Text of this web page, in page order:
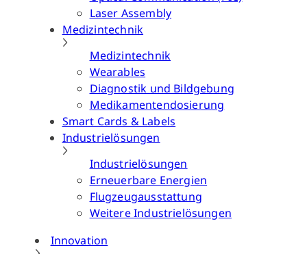
Laser Assembly
Medizintechnik
Medizintechnik
Wearables
Diagnostik und Bildgebung
Medikamentendosierung
Smart Cards & Labels
Industrielösungen
Industrielösungen
Erneuerbare Energien
Flugzeugausstattung
Weitere Industrielösungen
Innovation